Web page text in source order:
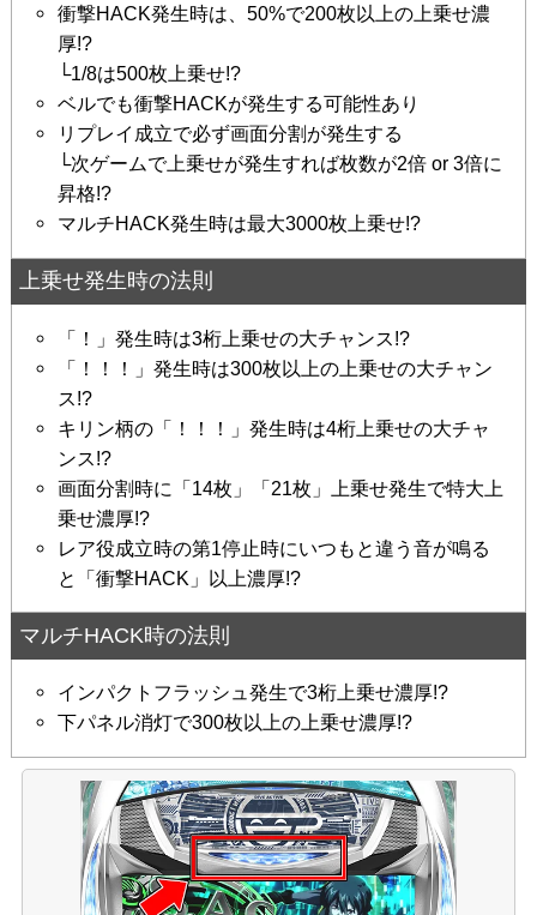
衝撃HACK発生時は、50%で200枚以上の上乗せ濃
厚!?
└1/8は500枚上乗せ!?
ベルでも衝撃HACKが発生する可能性あり
リプレイ成立で必ず画面分割が発生する
└次ゲームで上乗せが発生すれば枚数が2倍 or 3倍に
昇格!?
マルチHACK発生時は最大3000枚上乗せ!?
上乗せ発生時の法則
「！」発生時は3桁上乗せの大チャンス!?
「！！！」発生時は300枚以上の上乗せの大チャン
ス!?
キリン柄の「！！！」発生時は4桁上乗せの大チャ
ンス!?
画面分割時に「14枚」「21枚」上乗せ発生で特大上
乗せ濃厚!?
レア役成立時の第1停止時にいつもと違う音が鳴る
と「衝撃HACK」以上濃厚!?
マルチHACK時の法則
インパクトフラッシュ発生で3桁上乗せ濃厚!?
下パネル消灯で300枚以上の上乗せ濃厚!?